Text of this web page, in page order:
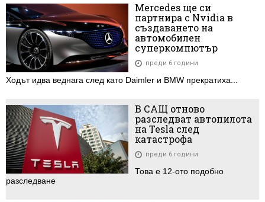
Mercedes ще си
партнира с Nvidia в
създаването на
автомобилен
суперкомпютър
преди 6 години
Ходът идва веднага след като Daimler и BMW прекратиха...
В САЩ отново
разследват автопилота
на Tesla след
катастрофа
преди 6 години
Това е 12-ото подобно
разследване